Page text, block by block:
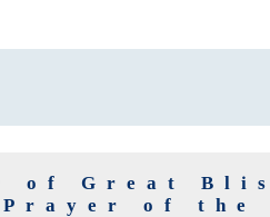
of Great
Prayer of the